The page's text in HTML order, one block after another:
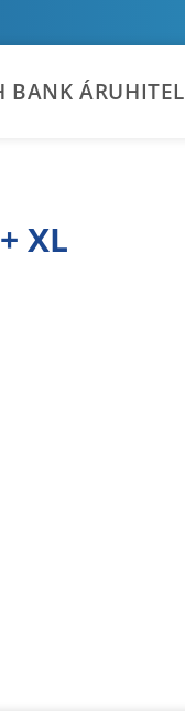
BANK ÁRUHITEL
XL